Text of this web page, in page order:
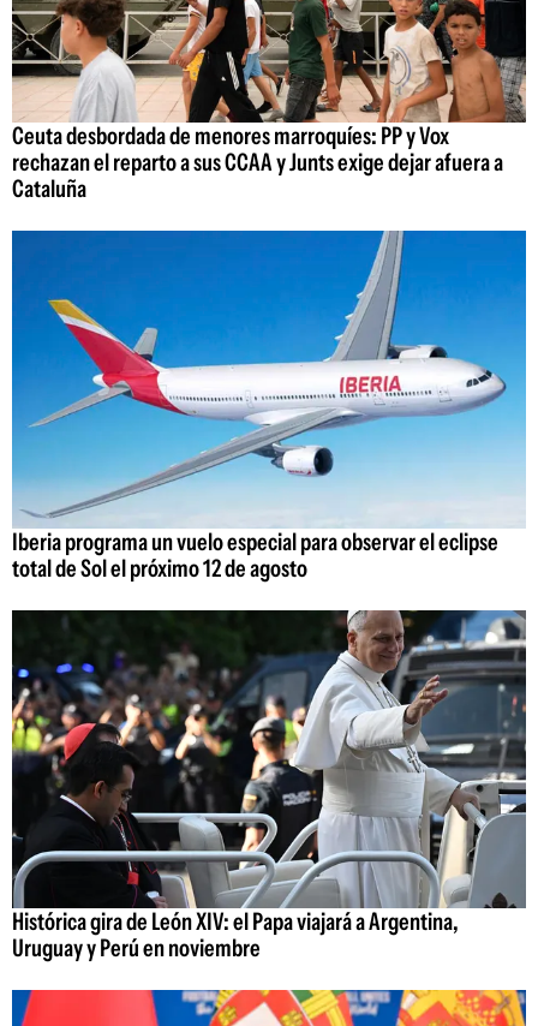
Ceuta desbordada de menores marroquíes: PP y Vox
rechazan el reparto a sus CCAA y Junts exige dejar afuera a
Cataluña
Iberia programa un vuelo especial para observar el eclipse
total de Sol el próximo 12 de agosto
Histórica gira de León XIV: el Papa viajará a Argentina,
Uruguay y Perú en noviembre